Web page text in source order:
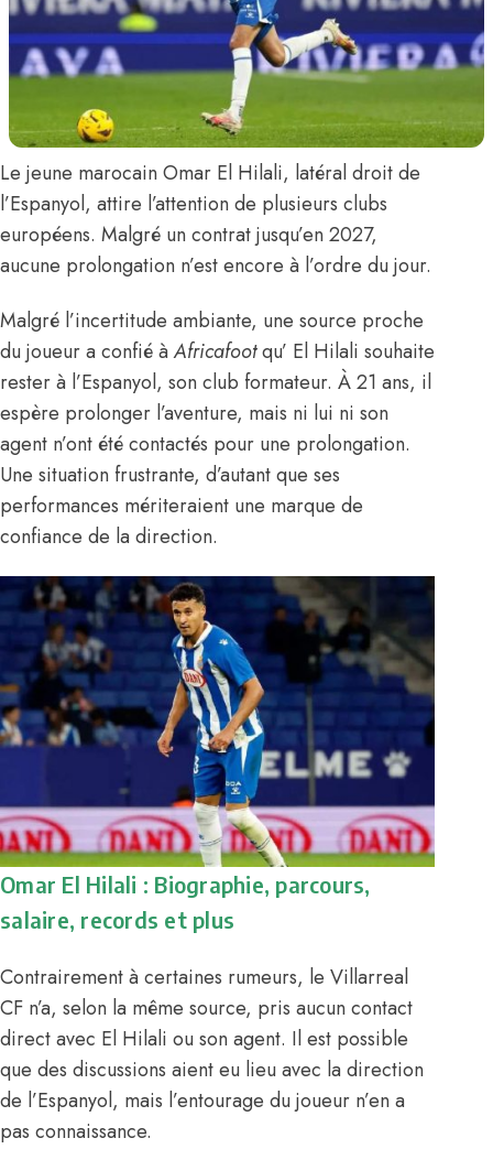
Le jeune marocain Omar El Hilali, latéral droit de
l’Espanyol, attire l’attention de plusieurs clubs
européens. Malgré un contrat jusqu’en 2027,
aucune prolongation n’est encore à l’ordre du jour.
Malgré l’incertitude ambiante, une source proche
du joueur a confié àAfricafootqu’ El Hilali souhaite
rester à l’Espanyol, son club formateur. À 21 ans, il
espère prolonger l’aventure, mais ni lui ni son
agent n’ont été contactés pour une prolongation.
Une situation frustrante, d’autant que ses
performances mériteraient une marque de
confiance de la direction.
Omar El Hilali : Biographie, parcours,
salaire, records et plus
Contrairement à certaines rumeurs, le Villarreal
CF n’a, selon la même source, pris aucun contact
direct avec El Hilali ou son agent. Il est possible
que des discussions aient eu lieu avec la direction
de l’Espanyol, mais l’entourage du joueur n’en a
pas connaissance.